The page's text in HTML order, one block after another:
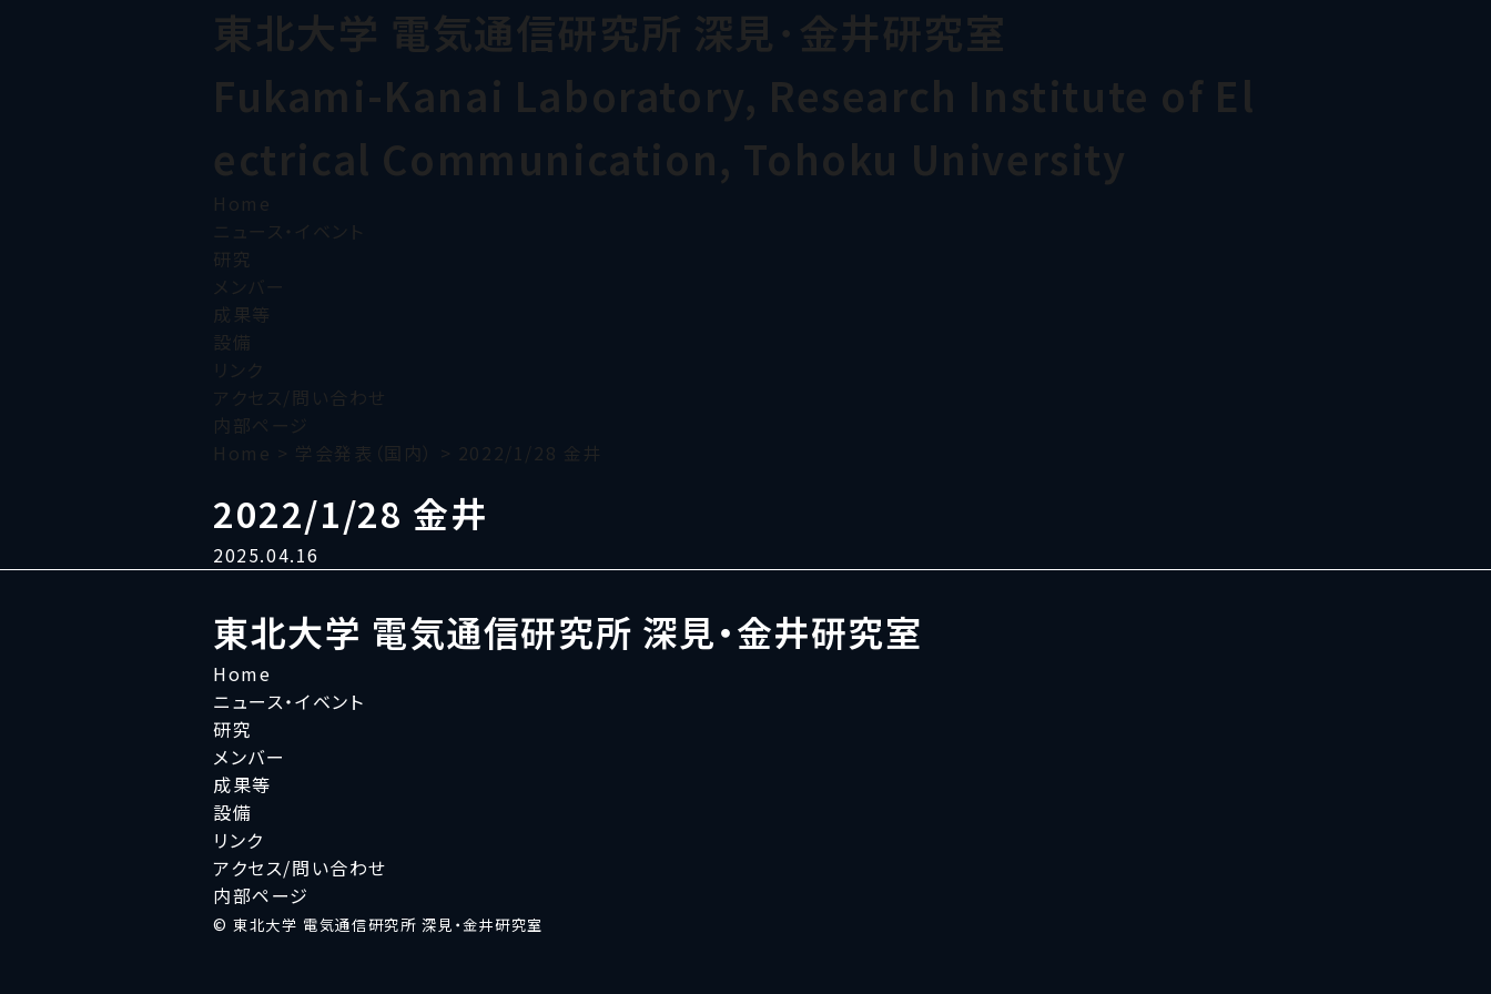
東北大学 電気通信研究所 深見･金井研究室
Fukami-Kanai Laboratory, Research Institute of El
ectrical Communication, Tohoku University
Home
ニュース・イベント
研究
メンバー
成果等
設備
リンク
アクセス/問い合わせ
内部ページ
Home > 学会発表（国内） > 2022/1/28 金井
2022/1/28 金井
2025.04.16
東北大学 電気通信研究所 深見・金井研究室
Home
ニュース・イベント
研究
メンバー
成果等
設備
リンク
アクセス/問い合わせ
内部ページ
© 東北大学 電気通信研究所 深見・金井研究室